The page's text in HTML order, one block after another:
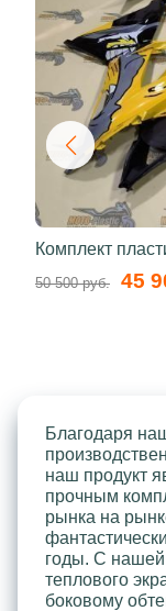
Комплект
50 500 руб. 45
Благодаря
наш продукт
прочным
рынка на
годы. С нашей
теплового
боковому